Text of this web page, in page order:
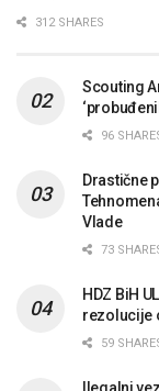
312 SHARES
Scouting
96
Drastične
Vlade
73
HDZ BiH
rezolucije
59